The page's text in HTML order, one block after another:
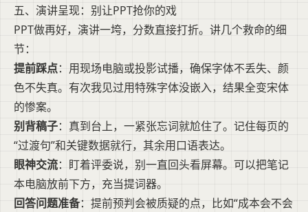
五、演讲呈现：别让PPT抢你的戏
PPT做再好，演讲一垮，分数直接打折。讲几个救命的细
节：
提前踩点：用现场电脑或投影试播，确保字体不丢失、颜
色不失真。有次我见过用特殊字体没嵌入，结果全变宋体
的惨案。
别背稿子：真到台上，一紧张忘词就尬住了。记住每页的
“过渡句”和关键数据就行，其余用口语表达。
眼神交流：盯着评委说，别一直回头看屏幕。可以把笔记
本电脑放前下方，充当提词器。
回答问题准备：提前预判会被质疑的点，比如“成本会不会